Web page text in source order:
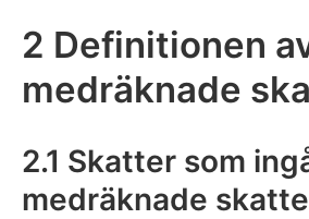
2 Definitionen
medräknade
2.1 Skatter som
medräknade